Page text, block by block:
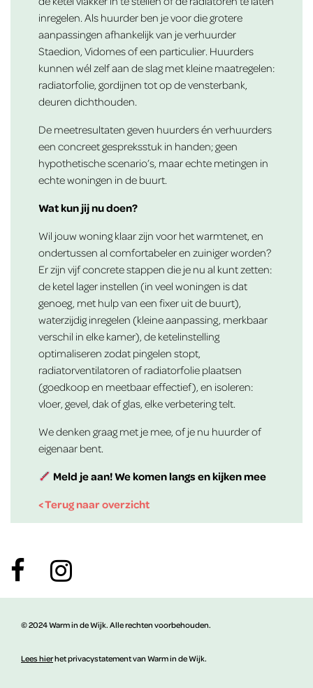
inregelen. Als huurder ben je voor die grotere
aanpassingen afhankelijk van je verhuurder
Staedion, Vidomes of een particulier. Huurders
kunnen wél zelf aan de slag met kleine maatregelen:
radiatorfolie, gordijnen tot op de vensterbank,
deuren dichthouden.
De meetresultaten geven huurders én verhuurders
een concreet gespreksstuk in handen; geen
hypothetische scenario’s, maar echte metingen in
echte woningen in de buurt.
Wat kun jij nu doen?
Wil jouw woning klaar zijn voor het warmtenet, en
ondertussen al comfortabeler en zuiniger worden?
Er zijn vijf concrete stappen die je nu al kunt zetten:
de ketel lager instellen (in veel woningen is dat
genoeg, met hulp van een fixer uit de buurt),
waterzijdig inregelen (kleine aanpassing, merkbaar
verschil in elke kamer), de ketelinstelling
optimaliseren zodat pingelen stopt,
radiatorventilatoren of radiatorfolie plaatsen
(goedkoop en meetbaar effectief), en isoleren:
vloer, gevel, dak of glas, elke verbetering telt.
We denken graag met je mee, of je nu huurder of
eigenaar bent.
Meld je aan! We komen langs en kijken mee
< Terug naar overzicht
© 2024 Warm in de Wijk. Alle rechten voorbehouden.
Lees hierhet privacystatement van Warm in de Wijk.